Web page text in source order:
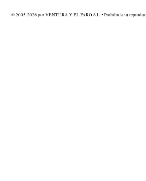
© 2005-2026 por VENTURA Y EL FARO S.L. • Prohibida su